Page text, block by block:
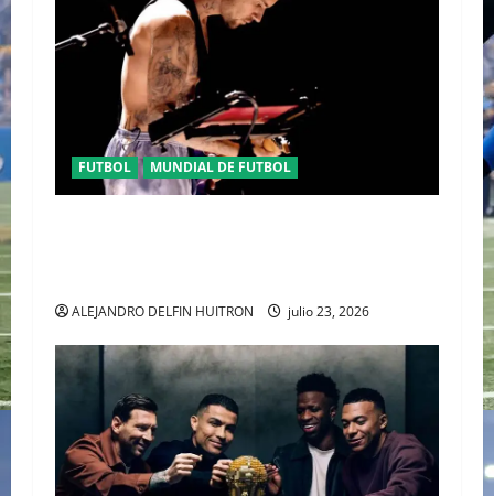
FUTBOL MUNDIAL DE FUTBOL
ALEJANDRO DELFIN HUITRON julio 23, 2026